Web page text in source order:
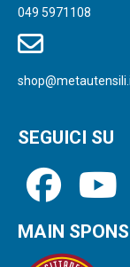
049 5971108
SEGUICI SU
MAIN